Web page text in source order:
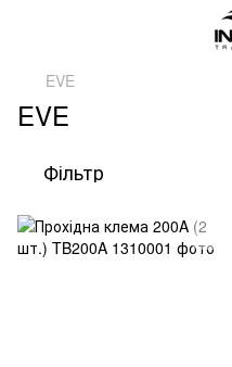
EVE
EVE
Фільтр